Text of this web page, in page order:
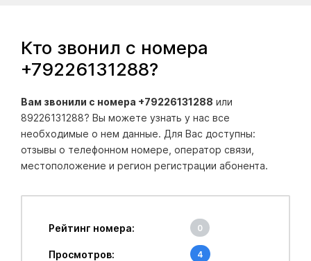
Кто звонил с номера
+79226131288?
Вам звонили с номера +79226131288 или
89226131288? Вы можете узнать у нас все
необходимые о нем данные. Для Вас доступны:
отзывы о телефонном номере, оператор связи,
местоположение и регион регистрации абонента.
Рейтинг номера: 0
Просмотров: 4